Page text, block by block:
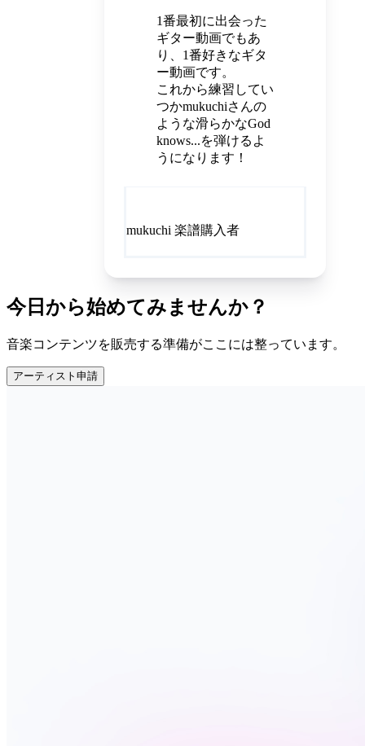
1番最初に出会った
ギター動画でもあ
り、1番好きなギタ
ー動画です。
これから練習してい
つかmukuchiさんの
ような滑らかなGod
knows...を弾けるよ
うになります！
mukuchi 楽譜購入者
今日から始めてみませんか？
音楽コンテンツを販売する準備がここには整っています。
アーティスト申請